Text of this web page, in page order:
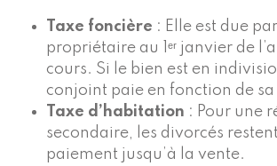
Taxe foncière : Elle est due
propriétaire au 1ᵉʳ janvier de
cours. Si le bien est en
conjoint paie en fonction de
Taxe d’habitation : Pour une
secondaire, les divorcés
paiement jusqu’à la vente.